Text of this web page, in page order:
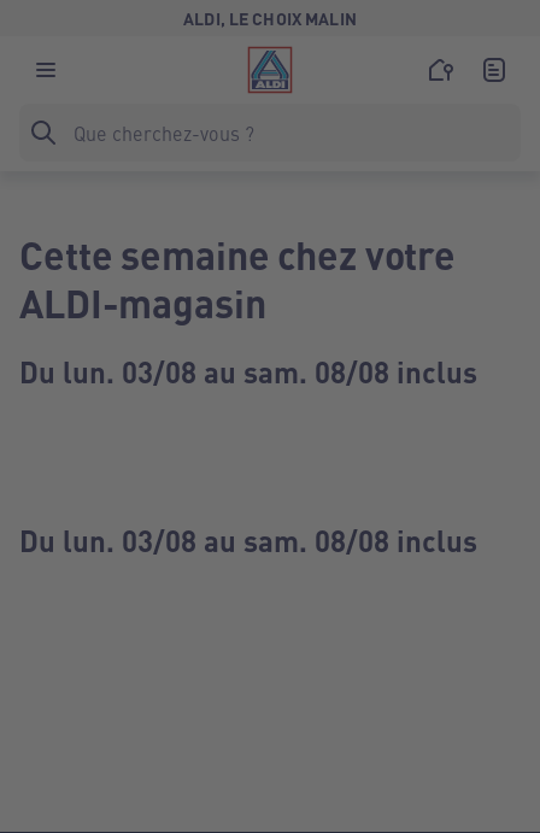
ALDI, LE CHOIX MALIN
Cette semaine chez votre
ALDI-magasin
Du lun. 03/08 au sam. 08/08 inclus
Du lun. 03/08 au sam. 08/08 inclus